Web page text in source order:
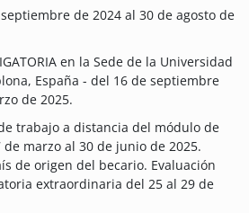
de 2024 al 30 de agosto de
en la Sede de la Universidad
España - del 16 de septiembre
de 2025.
trabajo a distancia del módulo de
marzo al 30 de junio de 2025.
de origen del becario. Evaluación
extraordinaria del 25 al 29 de